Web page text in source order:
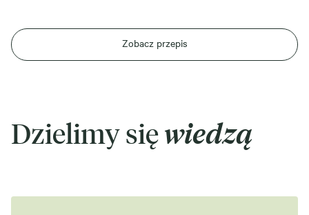
Zobacz przepis
Dzielimy sięwiedzą